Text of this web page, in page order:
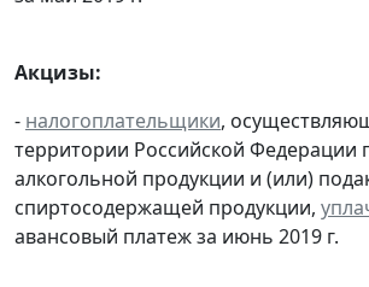
Акцизы:
- налогоплательщики,
территории Российской Федерации
алкогольной продукции и (или)
спиртосодержащей продукции,
авансовый платеж за июнь 2019 г.